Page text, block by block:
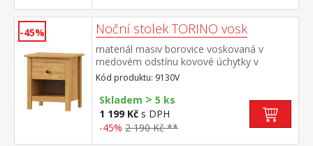
-45% Noční stolek TORINO vosk
materiál masiv borovice voskovaná v
medovém odstínu kovové úchytky v
barevném provedení černěná mosaz jedna
zásuvka s kovovými pojezdy
Kód produktu: 9130V
Skladem > 5 ks
1 199 Kč s DPH
-45% 2 190 Kč **